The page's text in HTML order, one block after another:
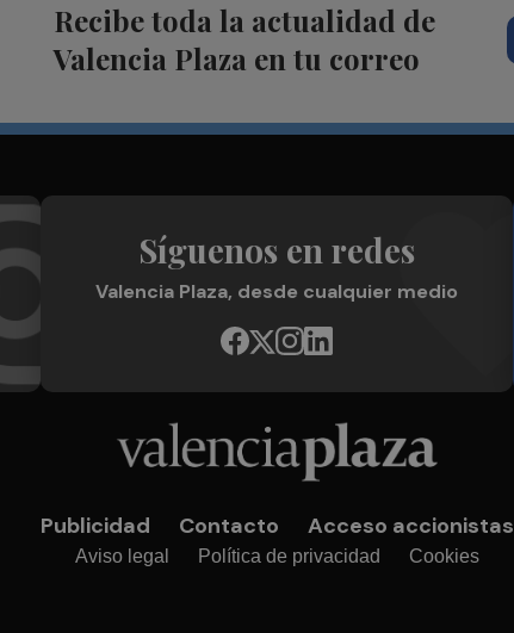
Recibe toda la actualidad de
Valencia Plaza en tu correo
Síguenos en redes
Valencia Plaza, desde cualquier medio
Publicidad Contacto Acceso accionistas
Aviso legal Política de privacidad Cookies